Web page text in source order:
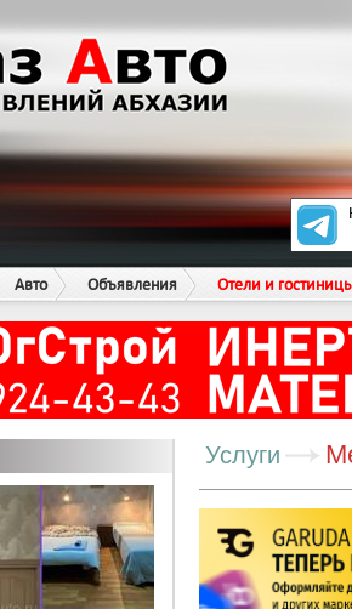
Авто Объявления Отели и
Услуги